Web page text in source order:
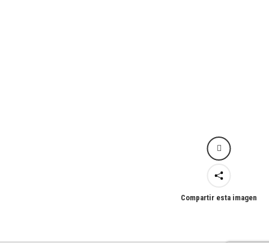
Compartir esta imagen